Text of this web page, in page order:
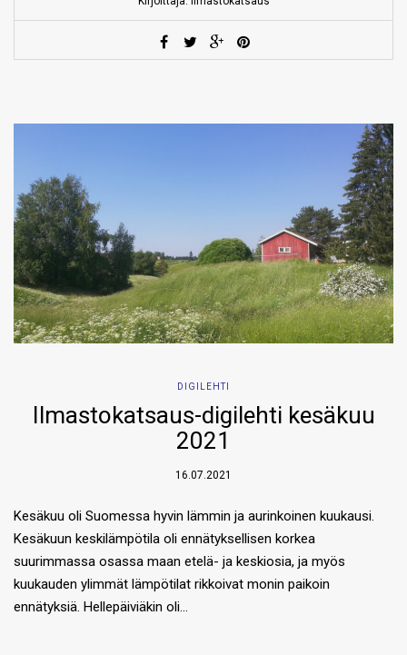
DIGILEHTI
Ilmastokatsaus-digilehti kesäkuu
2021
16.07.2021
Kesäkuu oli Suomessa hyvin lämmin ja aurinkoinen kuukausi.
Kesäkuun keskilämpötila oli ennätyksellisen korkea
suurimmassa osassa maan etelä- ja keskiosia, ja myös
kuukauden ylimmät lämpötilat rikkoivat monin paikoin
ennätyksiä. Hellepäiviäkin oli…